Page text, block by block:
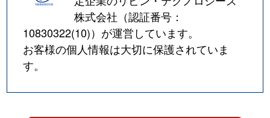
株式会社（認証番号：
10830322(10)）が運営しています。
お客様の個人情報は大切に保護されていま
す。